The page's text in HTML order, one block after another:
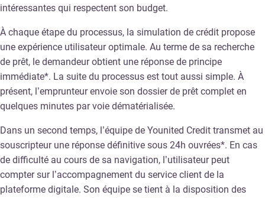
intéressantes qui respectent son budget.
À chaque étape du processus, la simulation de crédit propose
une expérience utilisateur optimale. Au terme de sa recherche
de prêt, le demandeur obtient une réponse de principe
immédiate*. La suite du processus est tout aussi simple. À
présent, l’emprunteur envoie son dossier de prêt complet en
quelques minutes par voie dématérialisée.
Dans un second temps, l’équipe de Younited Credit transmet au
souscripteur une réponse définitive sous 24h ouvrées*. En cas
de difficulté au cours de sa navigation, l’utilisateur peut
compter sur l’accompagnement du service client de la
plateforme digitale. Son équipe se tient à la disposition des